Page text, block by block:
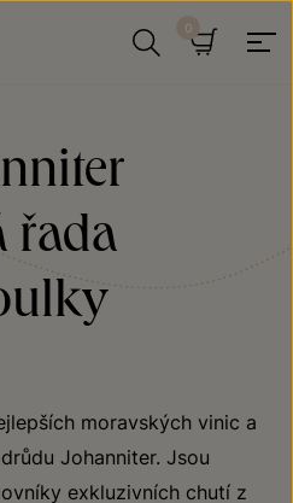
řada
moravských vinic a
Johanniter. Jsou
exkluzivních chutí z